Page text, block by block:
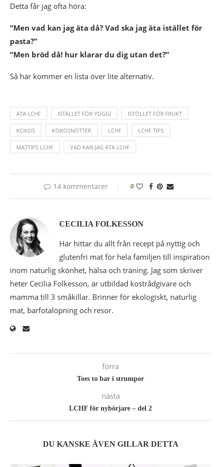
Detta får jag ofta höra:
“Men vad kan jag äta då? Vad ska jag äta istället för
pasta?”
“Men bröd då! hur klarar du dig utan det?”
Så här kommer en lista över lite alternativ.
ÄTA LCHF ISTÄLLET FÖR YOGGI ISTÖLLET FÖR FRUKT
KOKOS KOKOSNÖTTER LCHF LCHF TIPS
MATTIPS LCHF VAD KAN JAG ÄTA LCHF
14 kommentarer 0
CECILIA FOLKESSON
Här hittar du allt från recept på nyttig och
glutenfri mat för hela familjen till inspiration
inom naturlig skönhet, hälsa och träning. Jag som skriver
heter Cecilia Folkesson, är utbildad kostrådgivare och
mamma till 3 småkillar. Brinner för ekologiskt, naturlig
mat, barfotalöpning och resor.
förra
Toes to bar i strumpor
nästa
LCHF för nybörjare – del 2
DU KANSKE ÄVEN GILLAR DETTA